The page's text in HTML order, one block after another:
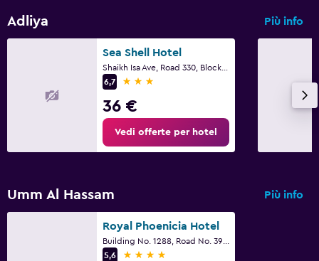
Adliya Più info
Sea Shell Hotel
6,7
3 stelle
36 €
Vedi offerte per hotel
Umm Al Hassam Più info
Royal Phoenicia Hotel
5,6
4 stelle